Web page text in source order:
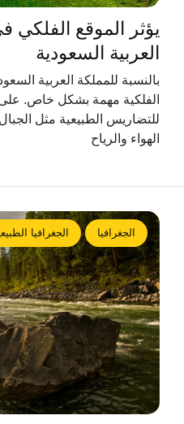
يؤثر الموقع الفلكي
العربية السعودية
بالنسبة للمملكة العربية
الفلكية مهمة بشكل خاص.
للتضاريس الطبيعية مثل الجبال
الهواء والرياح
الجغرافيا الجغرافيا